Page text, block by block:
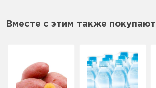
Вместе с этим также покупают